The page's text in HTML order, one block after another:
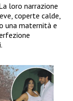
loro narrazione
coperte calde,
una maternità e